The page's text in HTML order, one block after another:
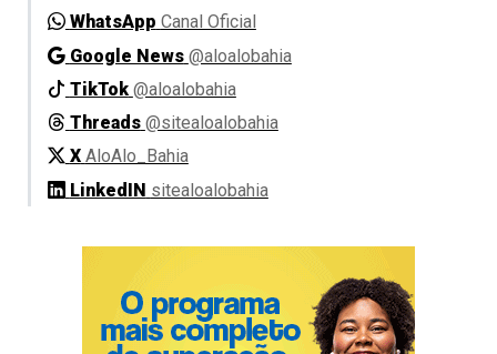
WhatsApp Canal Oficial
Google News @aloalobahia
TikTok @aloalobahia
Threads @sitealoalobahia
X AloAlo_Bahia
LinkedIN sitealoalobahia